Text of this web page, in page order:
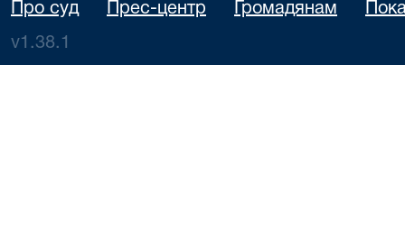
Про суд Прес-центр Громадянам
v1.38.1